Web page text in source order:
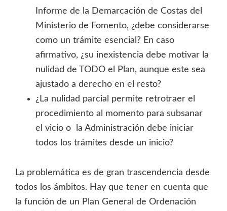
Informe de la Demarcación de Costas del
Ministerio de Fomento, ¿debe considerarse
como un trámite esencial? En caso
afirmativo, ¿su inexistencia debe motivar la
nulidad de TODO el Plan, aunque este sea
ajustado a derecho en el resto?
¿La nulidad parcial permite retrotraer el
procedimiento al momento para subsanar
el vicio o la Administración debe iniciar
todos los trámites desde un inicio?
La problemática es de gran trascendencia desde
todos los ámbitos. Hay que tener en cuenta que
la función de un Plan General de Ordenación